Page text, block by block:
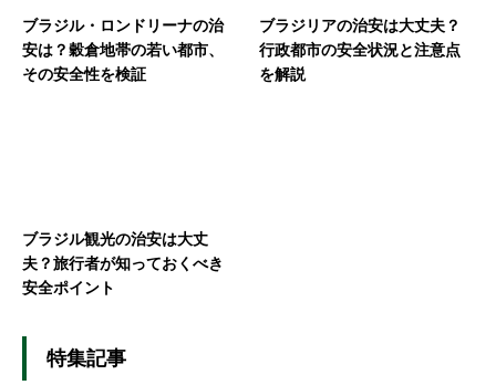
ブラジル・ロンドリーナの治
安は？穀倉地帯の若い都市、
その安全性を検証
ブラジリアの治安は大丈夫？
行政都市の安全状況と注意点
を解説
ブラジル観光の治安は大丈
夫？旅行者が知っておくべき
安全ポイント
特集記事